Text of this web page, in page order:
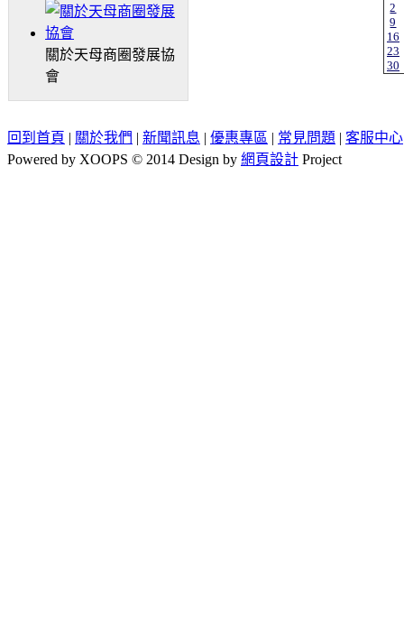
關於天母商圈發展協
會
2
9
16
23
30
回到首頁 | 關於我們 | 新聞訊息 | 優惠專區 | 常見問題 | 客服中心
Powered by XOOPS © 2014 Design by 網頁設計 Project